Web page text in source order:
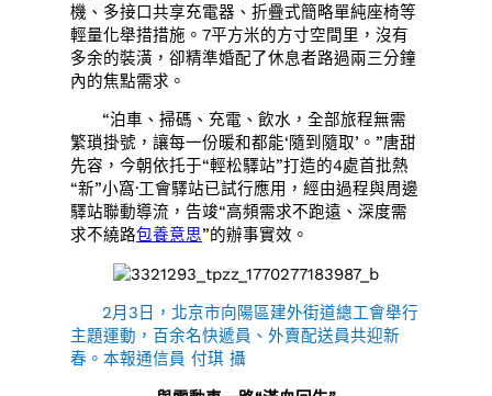
機、多接口共享充電器、折疊式簡略單純座椅等
輕量化舉措措施。7平方米的方寸空間里，沒有
多余的裝潢，卻精準婚配了休息者路過兩三分鐘
內的焦點需求。
“泊車、掃碼、充電、飲水，全部旅程無需
繁瑣掛號，讓每一份暖和都能‘隨到隨取’。”唐甜
先容，今朝依托于“輕松驛站”打造的4處首批熱
“新”小窩·工會驛站已試行應用，經由過程與周邊
驛站聯動導流，告竣“高頻需求不跑遠、深度需
求不繞路包養意思”的辦事實效。
2月3日，北京市向陽區建外街道總工會舉行
主題運動，百余名快遞員、外賣配送員共迎新
春。本報通信員 付琪 攝